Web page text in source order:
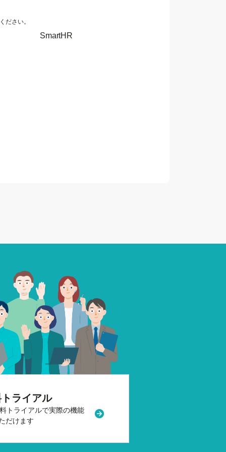
ださい。
SmartHR
で開く
ライアル
トライアルで実際の機能
だけます
新規タブまたはウィンドウで開く